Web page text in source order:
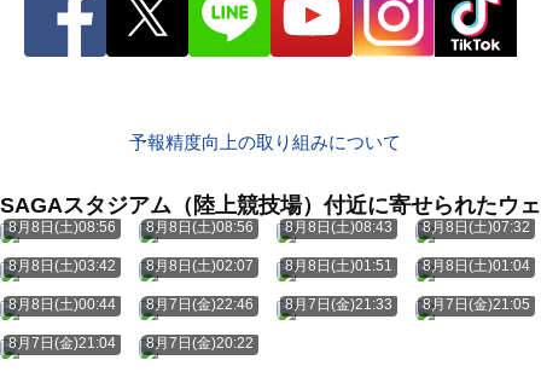
予報精度向上の取り組みについて
SAGAスタジアム（陸上競技場）付近に寄せられたウ
8月8日(土)08:56 8月8日(土)08:56 8月8日(土)08:43 8月8日(土)07:32
8月8日(土)03:42 8月8日(土)02:07 8月8日(土)01:51 8月8日(土)01:04
8月8日(土)00:44 8月7日(金)22:46 8月7日(金)21:33 8月7日(金)21:05
8月7日(金)21:04 8月7日(金)20:22